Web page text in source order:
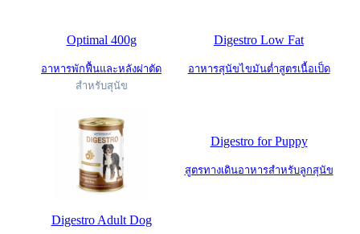
Optimal 400g
อาหารพักฟื้นและหลังผ่าตัด
สำหรับสุนัข
Digestro Low Fat
อาหารสุนัขไขมันต่ำสูตรเนื้อเป็ด
Digestro Adult Dog
Digestro for Puppy
สูตรทางเดินอาหารสำหรับลูกสุนัข